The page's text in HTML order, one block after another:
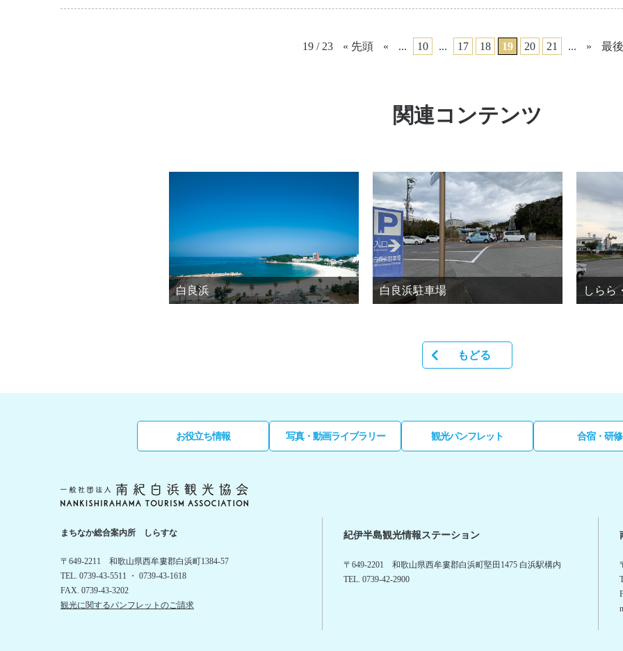
19 / 23 « 先頭 « ... 10 ... 17 18 19 20 21 ... » 最
関連コンテンツ
白良浜 白良浜駐車場 しらら
もどる
お役立ち情報 写真・動画ライブラリー 観光パンフレット 合宿・研修
まちなか総合案内所 しらすな
〒649-2211 和歌山県西牟婁郡白浜町1384-57
TEL. 0739-43-5511 ・ 0739-43-1618
FAX. 0739-43-3202
観光に関するパンフレットのご請求
紀伊半島観光情報ステーション
〒649-2201 和歌山県西牟婁郡白浜町堅田1475 白浜駅構内
TEL. 0739-42-2900